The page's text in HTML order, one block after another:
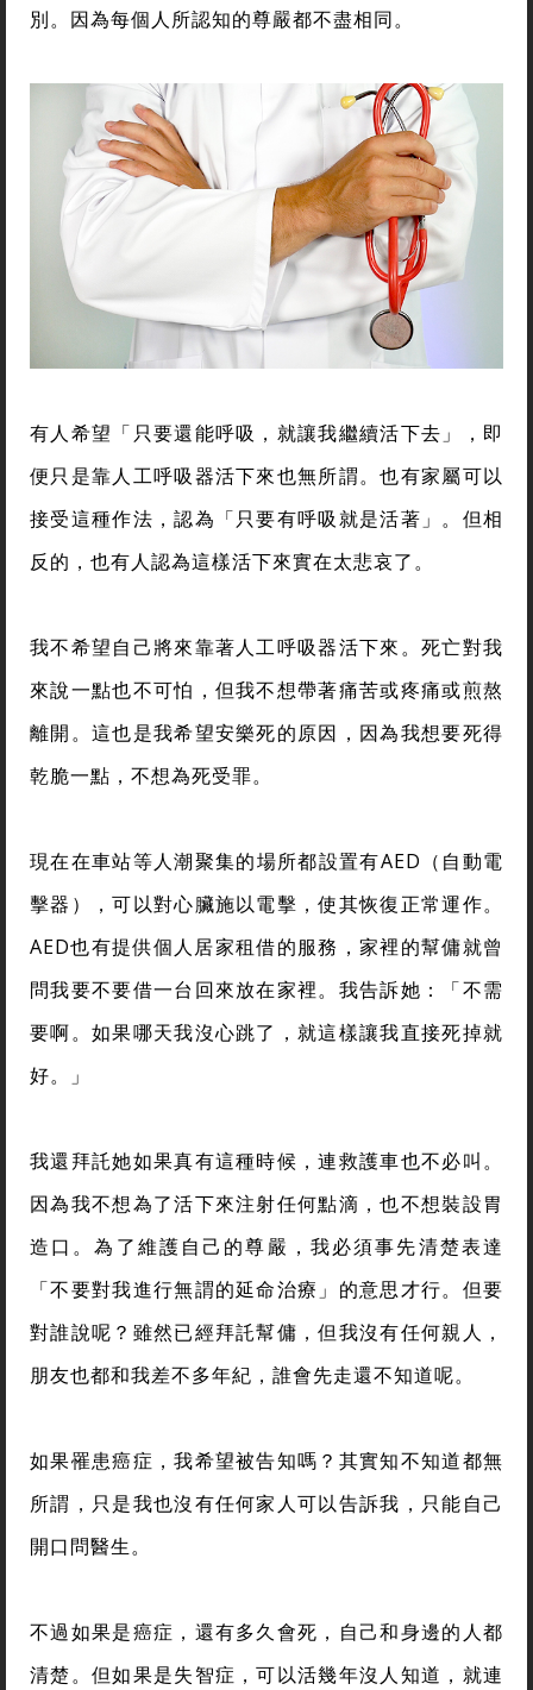
別。因為每個人所認知的尊嚴都不盡相同。
有人希望「只要還能呼吸，就讓我繼續活下去」，即
便只是靠人工呼吸器活下來也無所謂。也有家屬可以
接受這種作法，認為「只要有呼吸就是活著」。但相
反的，也有人認為這樣活下來實在太悲哀了。
我不希望自己將來靠著人工呼吸器活下來。死亡對我
來說一點也不可怕，但我不想帶著痛苦或疼痛或煎熬
離開。這也是我希望安樂死的原因，因為我想要死得
乾脆一點，不想為死受罪。
現在在車站等人潮聚集的場所都設置有AED（自動電
擊器），可以對心臟施以電擊，使其恢復正常運作。
AED也有提供個人居家租借的服務，家裡的幫傭就曾
問我要不要借一台回來放在家裡。我告訴她：「不需
要啊。如果哪天我沒心跳了，就這樣讓我直接死掉就
好。」
我還拜託她如果真有這種時候，連救護車也不必叫。
因為我不想為了活下來注射任何點滴，也不想裝設胃
造口。為了維護自己的尊嚴，我必須事先清楚表達
「不要對我進行無謂的延命治療」的意思才行。但要
對誰說呢？雖然已經拜託幫傭，但我沒有任何親人，
朋友也都和我差不多年紀，誰會先走還不知道呢。
如果罹患癌症，我希望被告知嗎？其實知不知道都無
所謂，只是我也沒有任何家人可以告訴我，只能自己
開口問醫生。
不過如果是癌症，還有多久會死，自己和身邊的人都
清楚。但如果是失智症，可以活幾年沒人知道，就連